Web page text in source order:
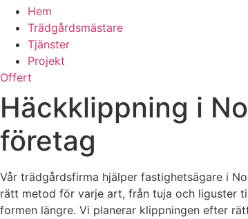
Hem
Trädgårdsmästare
Tjänster
Projekt
Offert
Häckklippning i
företag
Vår trädgårdsfirma hjälper fastighetsägare i
rätt metod för varje art, från tuja och liguster
formen längre. Vi planerar klippningen efter